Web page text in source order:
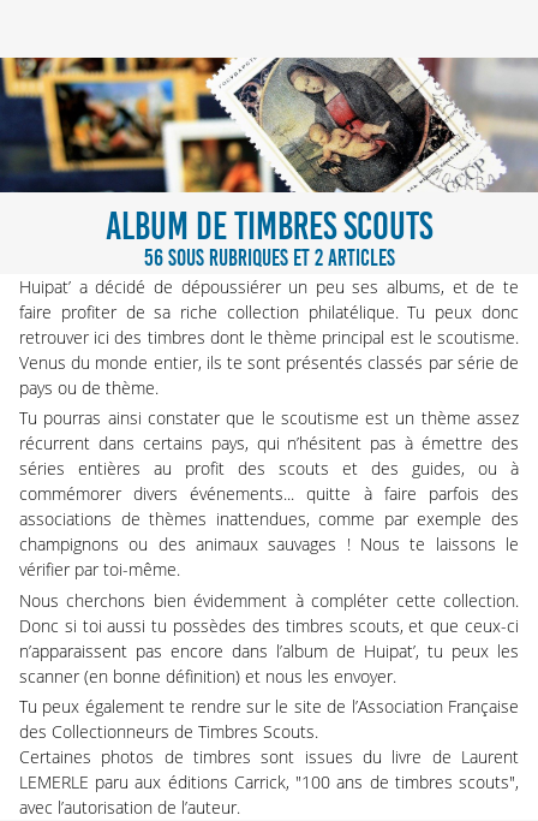
ALBUM DE TIMBRES SCOUTS
56 SOUS RUBRIQUES ET 2 ARTICLES
Huipat’ a décidé de dépoussiérer un peu ses albums, et de te
faire profiter de sa riche collection philatélique. Tu peux donc
retrouver ici des timbres dont le thème principal est le scoutisme.
Venus du monde entier, ils te sont présentés classés par série de
pays ou de thème.
Tu pourras ainsi constater que le scoutisme est un thème assez
récurrent dans certains pays, qui n’hésitent pas à émettre des
séries entières au profit des scouts et des guides, ou à
commémorer divers événements... quitte à faire parfois des
associations de thèmes inattendues, comme par exemple des
champignons ou des animaux sauvages ! Nous te laissons le
vérifier par toi-même.
Nous cherchons bien évidemment à compléter cette collection.
Donc si toi aussi tu possèdes des timbres scouts, et que ceux-ci
n’apparaissent pas encore dans l’album de Huipat’, tu peux les
scanner (en bonne définition) et nous les envoyer.
Tu peux également te rendre sur le site de l’Association Française
des Collectionneurs de Timbres Scouts.
Certaines photos de timbres sont issues du livre de Laurent
LEMERLE paru aux éditions Carrick, "100 ans de timbres scouts",
avec l’autorisation de l’auteur.